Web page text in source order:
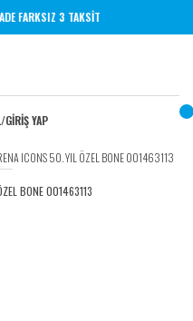
FARKSIZ 3 TAKSİT
/GİRİŞ YAP
ICONS 50. YIL ÖZEL BONE 001463113